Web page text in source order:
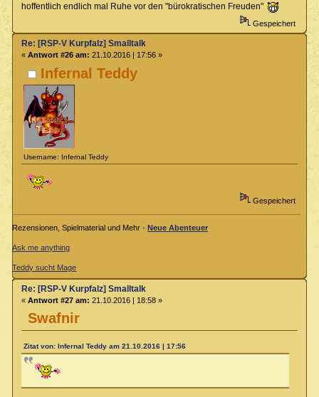
hoffentlich endlich mal Ruhe vor den "bürokratischen Freuden"
Gespeichert
Infernal Teddy
Username: Infernal Teddy
Re: [RSP-V Kurpfalz] Smalltalk
« Antwort #26 am: 21.10.2016 | 17:56 »
Gespeichert
Rezensionen, Spielmaterial und Mehr -Neue Abenteuer
Ask me anything
Teddy sucht Mage
Swafnir
Re: [RSP-V Kurpfalz] Smalltalk
« Antwort #27 am: 21.10.2016 | 18:58 »
Zitat von: Infernal Teddy am 21.10.2016 | 17:56